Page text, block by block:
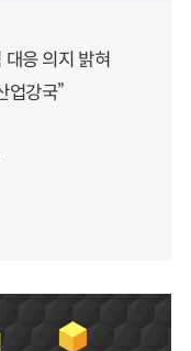
대응 의지 밝혀
업강국”